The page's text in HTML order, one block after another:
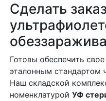
Сделать
Готовы обеспечить
эталонным стандартом
Наш складской
номенклатурой УФ